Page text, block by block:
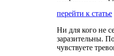
перейти к статье
Ни для кого не
заразительны.
чувствуете